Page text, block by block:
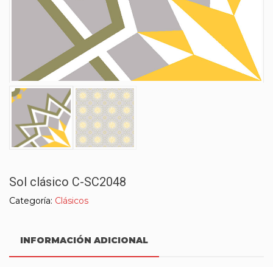
Sol clásico C-SC2048
Categoría: Clásicos
INFORMACIÓN ADICIONAL